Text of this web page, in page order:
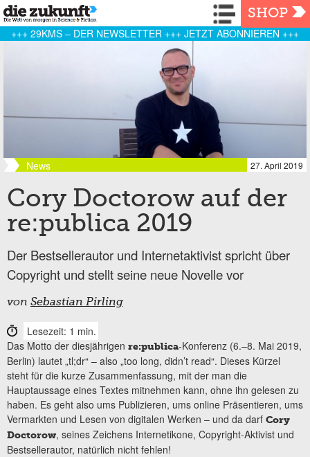
Navigation
SHOP
+++ 29KMS – DER NEWSLETTER +++ JETZT ABONNIEREN +++
News 27. April 2019
Cory Doctorow auf der
re:publica 2019
Der Bestsellerautor und Internetaktivist spricht über
Copyright und stellt seine neue Novelle vor
von Sebastian Pirling
Lesezeit: 1 min.
Das Motto der diesjährigen re:publica-Konferenz (6.–8. Mai 2019,
Berlin) lautet „tl;dr“ – also „too long, didn’t read“. Dieses Kürzel
steht für die kurze Zusammenfassung, mit der man die
Hauptaussage eines Textes mitnehmen kann, ohne ihn gelesen zu
haben. Es geht also ums Publizieren, ums online Präsentieren, ums
Vermarkten und Lesen von digitalen Werken – und da darf Cory
Doctorow, seines Zeichens Internetikone, Copyright-Aktivist und
Bestsellerautor, natürlich nicht fehlen!